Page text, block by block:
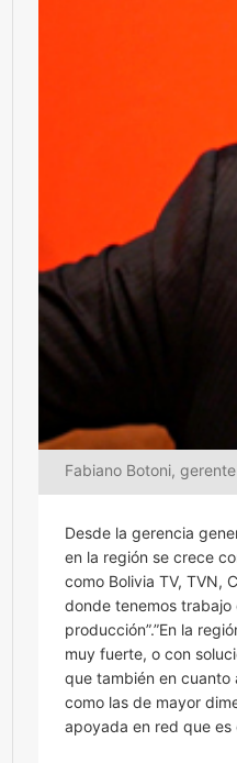
Fabiano Botoni,
Desde la gerencia
en la región se crece
como Bolivia TV, TVN,
donde tenemos
producción”.”En la
muy fuerte, o con
que también en cuanto
como las de mayor
apoyada en red que es